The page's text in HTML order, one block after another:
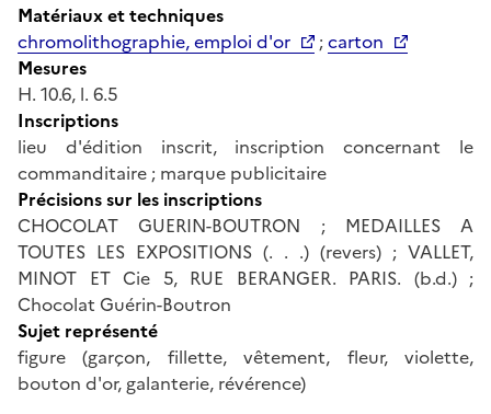
Matériaux et techniques
chromolithographie, emploi d'or
;carton
Mesures
H. 10.6, l. 6.5
Inscriptions
lieu d'édition inscrit, inscription concernant le
commanditaire ; marque publicitaire
Précisions sur les inscriptions
CHOCOLAT GUERIN-BOUTRON ; MEDAILLES A
TOUTES LES EXPOSITIONS (. . .) (revers) ; VALLET,
MINOT ET Cie 5, RUE BERANGER. PARIS. (b.d.) ;
Chocolat Guérin-Boutron
Sujet représenté
figure (garçon, fillette, vêtement, fleur, violette,
bouton d'or, galanterie, révérence)